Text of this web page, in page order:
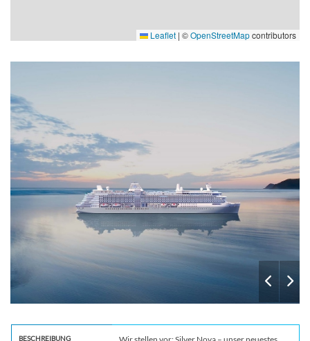
Leaflet | ©OpenStreetMapcontributors
BESCHREIBUNG